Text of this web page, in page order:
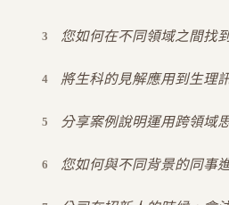
您如何在不同領域之間找
將生科的見解應用到生理
分享案例說明運用跨領域
您如何與不同背景的同事